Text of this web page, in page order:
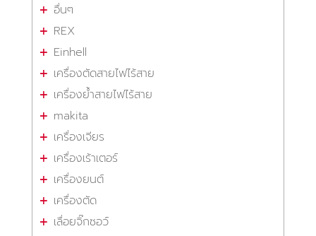
อื่นๆ
REX
Einhell
เครื่องตัดสายไฟไร้สาย
เครื่องย้ำสายไฟไร้สาย
makita
เครื่องเจียร
เครื่องเร้าเตอร์
เครื่องยนต์
เครื่องตัด
เลื่อยจิ๊กซอว์